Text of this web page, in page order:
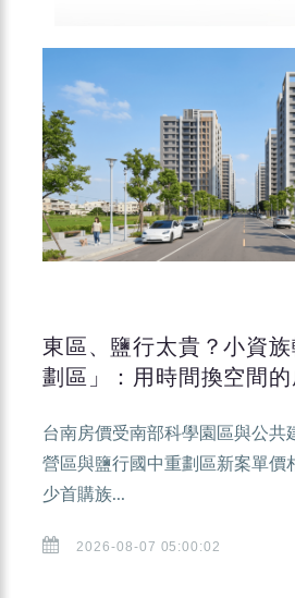
東區、鹽行太貴？小資
劃區」：用時間換空間
台南房價受南部科學園區與公共
營區與鹽行國中重劃區新案單價
少首購族...
2026-08-07 05:00:02